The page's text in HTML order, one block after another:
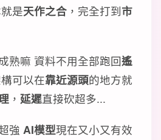
是天作之合 ，完全打到市
熟嘛 資料不用全部跑回遙
可以在靠近源頭的地方就
， 延遲直接砍超多...
強 AI模型現在又小又有效